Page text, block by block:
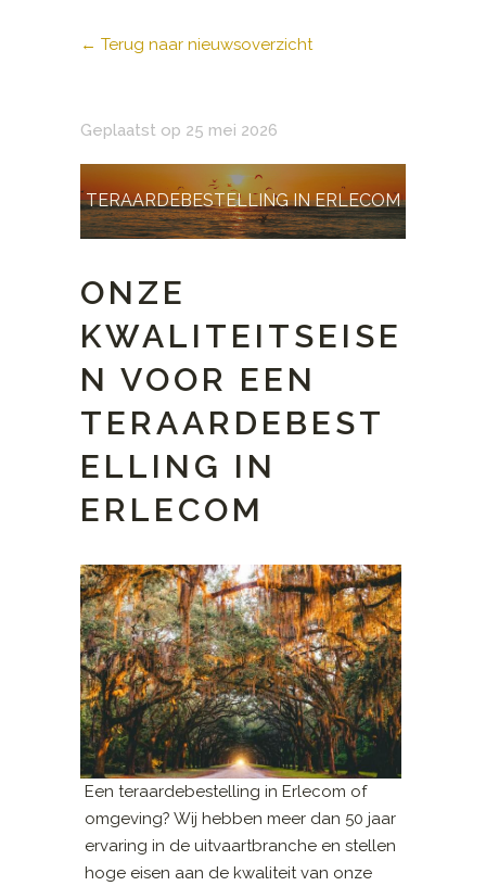
← Terug naar nieuwsoverzicht
Geplaatst op 25 mei 2026
TERAARDEBESTELLING IN ERLECOM
ONZE
KWALITEITSEISE
N VOOR EEN
TERAARDEBEST
ELLING IN
ERLECOM
Een teraardebestelling in Erlecom of
omgeving? Wij hebben meer dan 50 jaar
ervaring in de uitvaartbranche en stellen
hoge eisen aan de kwaliteit van onze